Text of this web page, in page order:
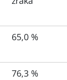
65,0 %
76,3 %